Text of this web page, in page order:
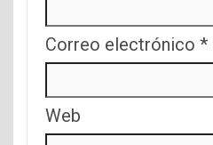
Correo electrónico *
Web